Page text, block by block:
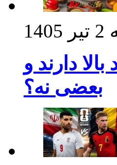
2 تیر 1405
دارند و
بعضی نه؟